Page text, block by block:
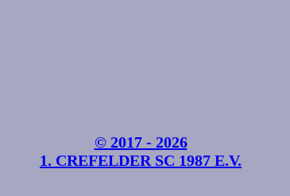
© 2017 - 2026
1. CREFELDER SC 1987 E.V.